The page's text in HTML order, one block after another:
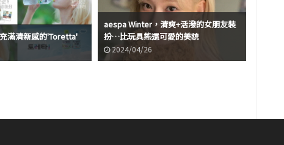
滿清新感的'Toretta'
aespa Winter，清爽+活潑的女朋友裝
扮…比玩具熊還可愛的美貌
2024/04/26